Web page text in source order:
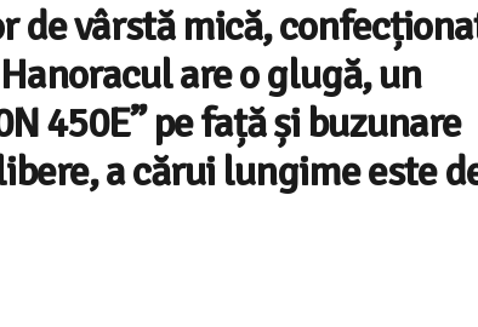
de vârstă mică,
are o glugă, un
450E” pe față și buzunare
a cărui lungime este